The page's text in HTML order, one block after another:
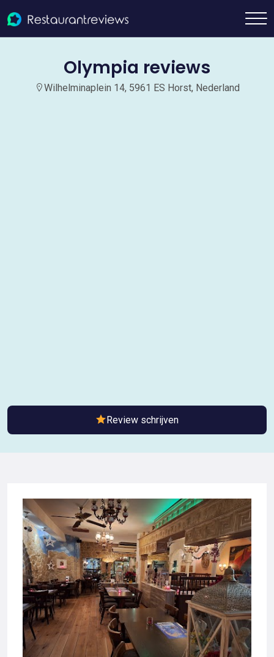
Olympia reviews
Wilhelminaplein 14, 5961 ES Horst, Nederland
Review schrijven